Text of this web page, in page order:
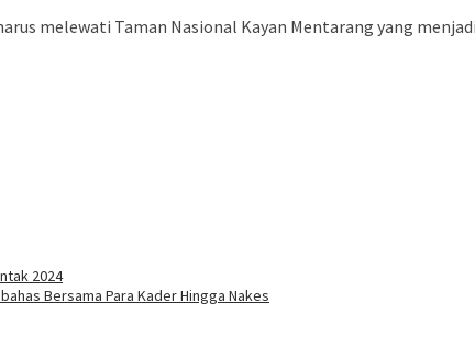
melewati Taman Nasional Kayan Mentarang yang
2024
Bersama Para Kader Hingga Nakes